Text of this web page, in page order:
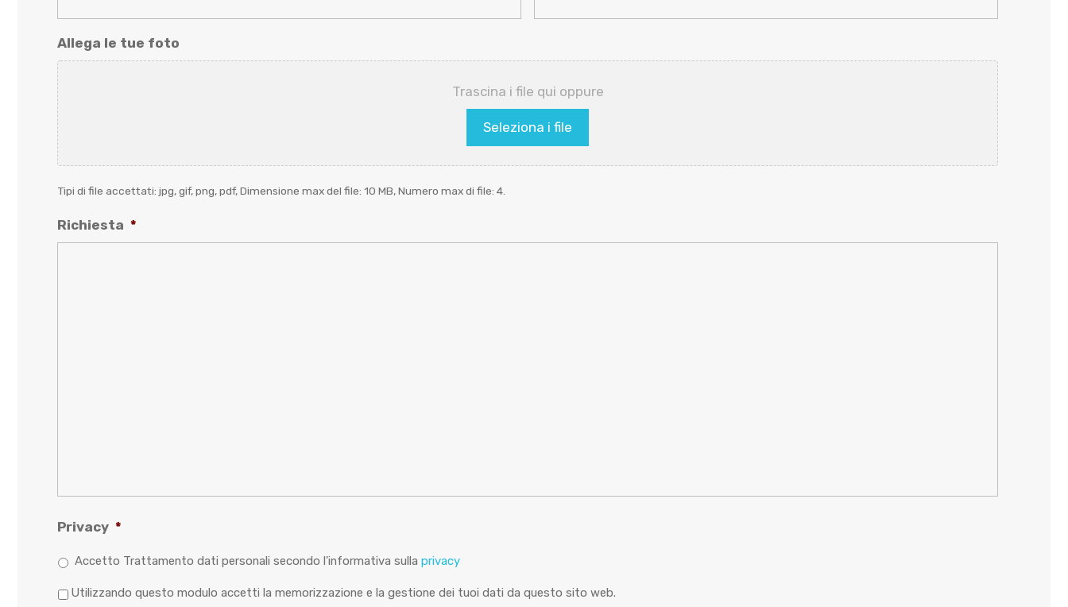
Allega le tue foto
Trascina i file qui oppure
Seleziona i file
Tipi di file accettati: jpg, gif, png, pdf, Dimensione max del file: 10 MB, Numero max di file: 4.
Richiesta *
Privacy *
Accetto Trattamento dati personali secondo l'informativa sulla privacy
P Utilizzando questo modulo accetti la memorizzazione e la gestione dei tuoi dati da questo sito web.